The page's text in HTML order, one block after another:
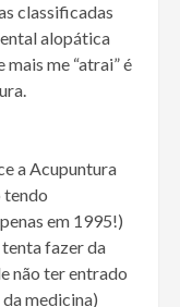
classificadas
alopática
me “atrai” é
a Acupuntura
tendo
em 1995!)
fazer da
não ter entrado
medicina)